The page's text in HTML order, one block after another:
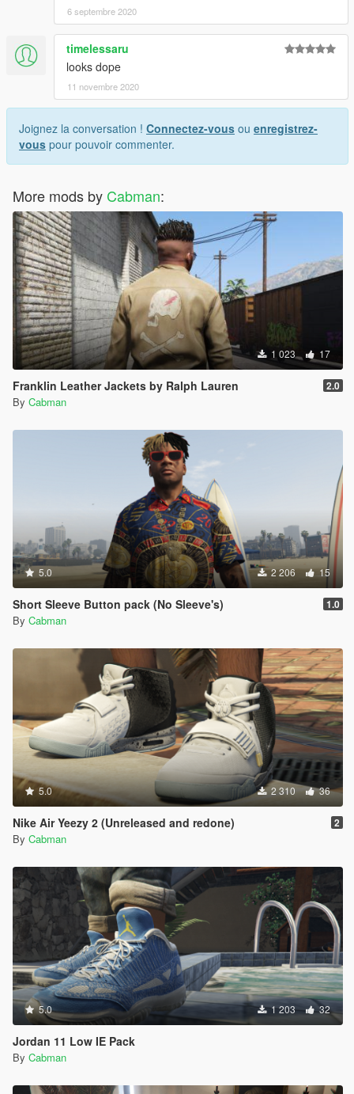
6 septembre 2020
timelessaru
looks dope
11 novembre 2020
Joignez la conversation ! Connectez-vous ou enregistrez-
vous pour pouvoir commenter.
More mods by Cabman:
1 023 17
Franklin Leather Jackets by Ralph Lauren 2.0
By Cabman
5.0 2 206 15
Short Sleeve Button pack (No Sleeve's) 1.0
By Cabman
5.0 2 310 36
Nike Air Yeezy 2 (Unreleased and redone) 2
By Cabman
5.0 1 203 32
Jordan 11 Low IE Pack
By Cabman